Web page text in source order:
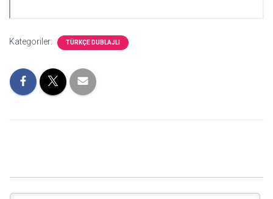
Kategoriler: TÜRKÇE DUBLAJLI